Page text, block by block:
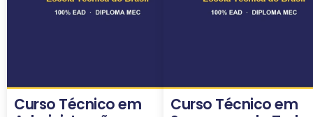
Curso Técnico em
Curso Técnico em